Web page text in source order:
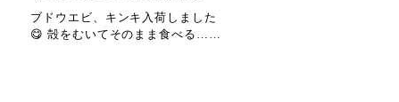
ブドウエビ、キンキ入荷しました
😋 殻をむいてそのまま食べる……